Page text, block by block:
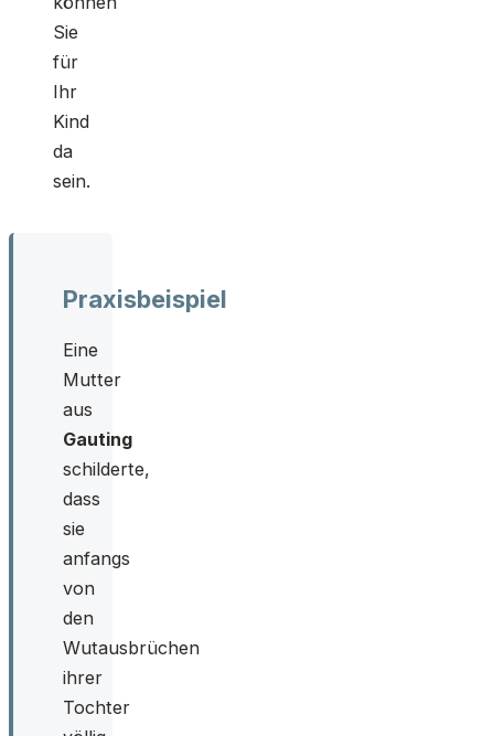
Sie
für
Ihr
Kind
da
sein.
Praxisbeispiel
Eine
Mutter
aus
Gauting
schilderte,
dass
sie
anfangs
von
den
Wutausbrüchen
ihrer
Tochter